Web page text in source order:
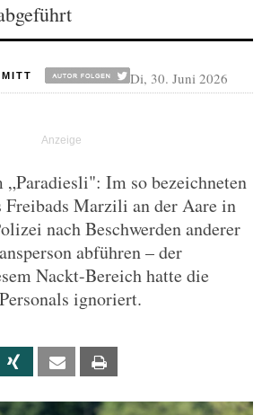
Di, 30. Juni 2026
„Paradiesli": Im so bezeichneten
Freibads Marzili an der Aare in
nach Beschwerden anderer
abführen – der
Nackt-Bereich hatte die
ignoriert.
Xing Email